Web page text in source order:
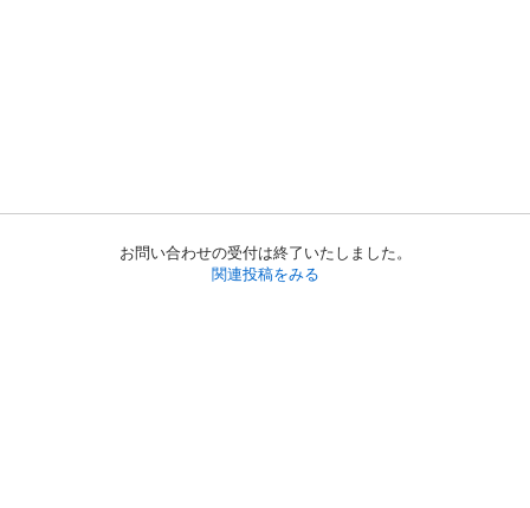
お問い合わせの受付は終了いたしました。
関連投稿をみる